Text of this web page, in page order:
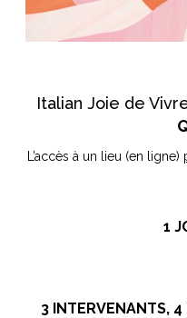
Italian Joie de
L’accès à un lieu (en ligne)
1
3 INTERVENANTS, 4